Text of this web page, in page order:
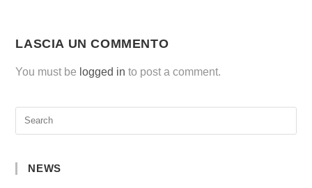
LASCIA UN COMMENTO
You must be logged in to post a comment.
NEWS